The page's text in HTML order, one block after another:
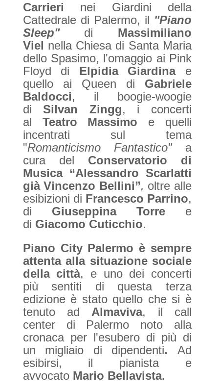
Carrieri nei Giardini della
Cattedrale di Palermo, il "Piano
Sleep"di Massimiliano
Viel nella Chiesa di Santa Maria
dello Spasimo, l'omaggio ai Pink
Floyd di Elpidia Giardinae
quello ai Queen di Gabriele
Baldocci, il boogie-woogie
di Silvan Zingg, i concerti
al Teatro Massimo e quelli
incentrati sul tema
"Romanticismo Fantastico" a
cura del Conservatorio di
Musica “Alessandro Scarlatti
già Vincenzo Bellini”, oltre alle
esibizioni di Francesco Parrino,
di Giuseppina Torree
di Giacomo Cuticchio.
Piano City Palermo è sempre
attenta alla situazione sociale
della città, e uno dei concerti
più sentiti di questa terza
edizione è stato quello che si è
tenuto ad Almaviva, il call
center di Palermo noto alla
cronaca per l'esubero di più di
un migliaio di dipendenti. Ad
esibirsi, il pianista e
avvocatoMario Bellavista.